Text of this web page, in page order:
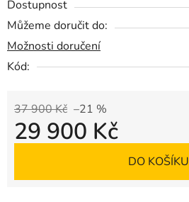
Dostupnost
Můžeme doručit do:
Možnosti doručení
Kód:
37 900 Kč –21 %
29 900 Kč
DO KOŠÍKU